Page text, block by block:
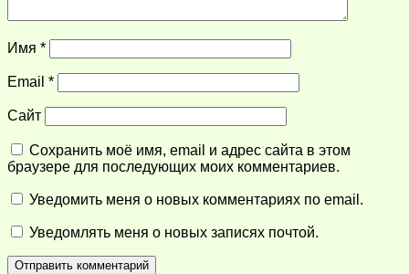
Имя *
Email *
Сайт
Сохранить моё имя, email и адрес сайта в этом
браузере для последующих моих комментариев.
Уведомить меня о новых комментариях по email.
Уведомлять меня о новых записях почтой.